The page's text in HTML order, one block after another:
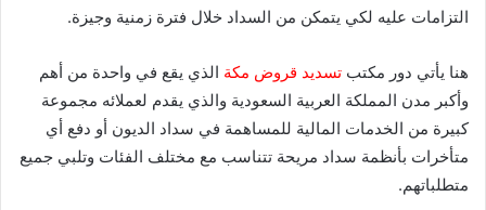
التزامات عليه لكي يتمكن من السداد خلال فترة زمنية وجيزة.
هنا يأتي دور مكتب تسديد قروض مكة الذي يقع في واحدة من أهم
وأكبر مدن المملكة العربية السعودية والذي يقدم لعملائه مجموعة
كبيرة من الخدمات المالية للمساهمة في سداد الديون أو دفع أي
متأخرات بأنظمة سداد مريحة تتناسب مع مختلف الفئات وتلبي جميع
متطلباتهم.